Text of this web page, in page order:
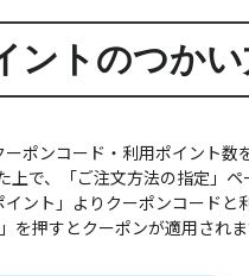
ントのつか
ポンコード・利用ポイント数
で、「ご注文方法の指定」ペ
ント」よりクーポンコードと
を押すとクーポンが適用されま